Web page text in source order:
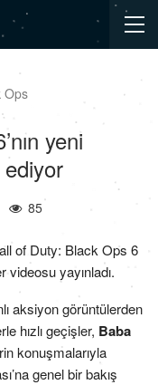
yeni
ediyor
85
of Duty: Black Ops 6
videosu yayınladı.
aksiyon görüntülerden
hızlı geçişler, Baba
konuşmalarıyla
genel bir bakış